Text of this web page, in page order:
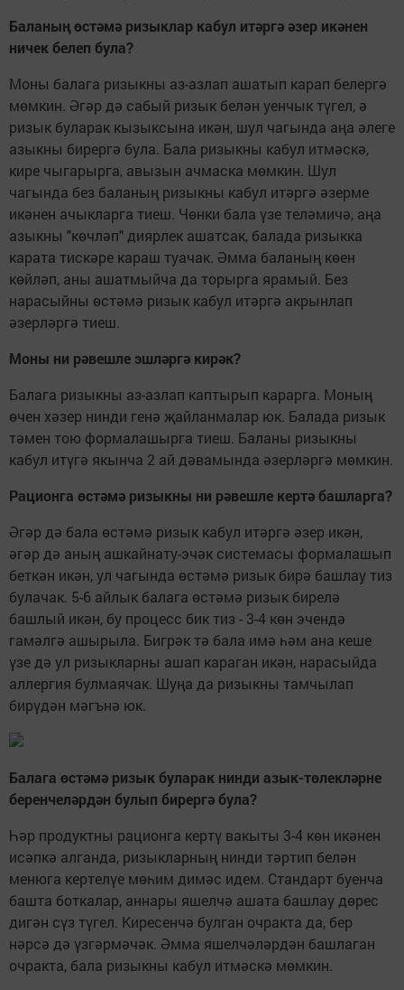
Баланың өстәмә ризыклар кабул итәргә әзер икәнен
ничек белеп була?
Моны балага ризыкны аз-азлап ашатып карап белергә
мөмкин. Әгәр дә сабый ризык белән уенчык түгел, ә
ризык буларак кызыксына икән, шул чагында аңа әлеге
азыкны бирергә була. Бала ризыкны кабул итмәскә,
кире чыгарырга, авызын ачмаска мөмкин. Шул
чагында без баланың ризыкны кабул итәргә әзерме
икәнен ачыкларга тиеш. Чөнки бала үзе теләмичә, аңа
азыкны "көчләп" диярлек ашатсак, балада ризыкка
карата тискәре караш туачак. Әмма баланың көен
көйләп, аны ашатмыйча да торырга ярамый. Без
нарасыйны өстәмә ризык кабул итәргә акрынлап
әзерләргә тиеш.
Моны ни рәвешле эшләргә кирәк?
Балага ризыкны аз-азлап каптырып карарга. Моның
өчен хәзер нинди генә җайланмалар юк. Балада ризык
тәмен тою формалашырга тиеш. Баланы ризыкны
кабул итүгә якынча 2 ай дәвамында әзерләргә мөмкин.
Рационга өстәмә ризыкны ни рәвешле кертә башларга?
Әгәр дә бала өстәмә ризык кабул итәргә әзер икән,
әгәр дә аның ашкайнату-эчәк системасы формалашып
беткән икән, ул чагында өстәмә ризык бирә башлау тиз
булачак. 5-6 айлык балага өстәмә ризык бирелә
башлый икән, бу процесс бик тиз - 3-4 көн эчендә
гамәлгә ашырыла. Бигрәк тә бала имә һәм ана кеше
үзе дә ул ризыкларны ашап караган икән, нарасыйда
аллергия булмаячак. Шуңа да ризыкны тамчылап
бирүдән мәгънә юк.
Балага өстәмә ризык буларак нинди азык-төлекләрне
беренчеләрдән булып бирергә була?
Һәр продуктны рационга кертү вакыты 3-4 көн икәнен
исәпкә алганда, ризыкларның нинди тәртип белән
менюга кертелүе мөһим димәс идем. Стандарт буенча
башта боткалар, аннары яшелчә ашата башлау дөрес
дигән сүз түгел. Киресенчә булган очракта да, бер
нәрсә дә үзгәрмәчәк. Әмма яшелчәләрдән башлаган
очракта, бала ризыкны кабул итмәскә мөмкин.